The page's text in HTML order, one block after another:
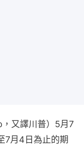
又譯川普）5月7
7月4日為止的期